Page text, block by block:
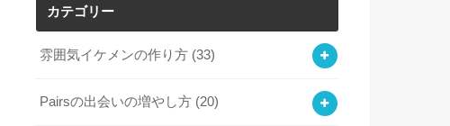
カテゴリー
雰囲気イケメンの作り方 (33)
Pairsの出会いの増やし方 (20)